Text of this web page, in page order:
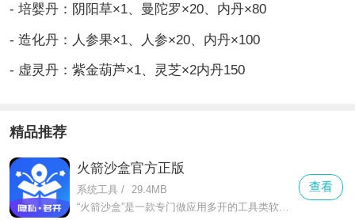
- 培婴丹：阴阳草×1、曼陀罗×20、内丹×80
- 造化丹：人参果×1、人参×20、内丹×100
- 虚灵丹：紫金葫芦×1、灵芝×2内丹150
精品推荐
火箭沙盒官方正版
系统工具 / 29.4MB
“火箭沙盒”是一款专门做应用多开的工具类软件，不管是微信、qq这类社交软件，还是抖音、淘宝这类娱乐购物app，都能轻松实现双开甚至多开。对于需要工作生活账号分开的人来说，它就是刚需工具。
查看